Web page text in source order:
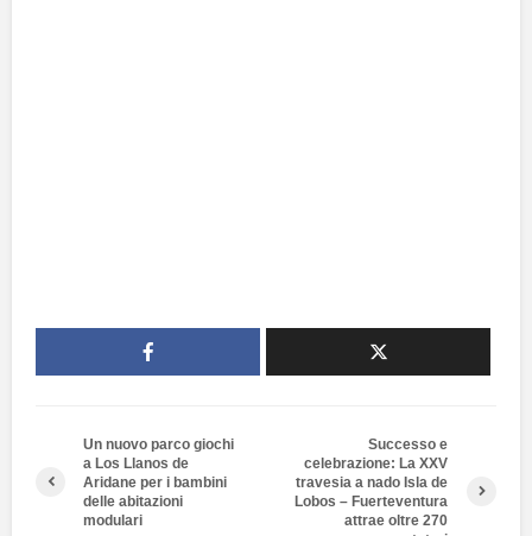
Un nuovo parco giochi
a Los Llanos de
Aridane per i bambini
delle abitazioni
modulari
Successo e
celebrazione: La XXV
travesia a nado Isla de
Lobos – Fuerteventura
attrae oltre 270